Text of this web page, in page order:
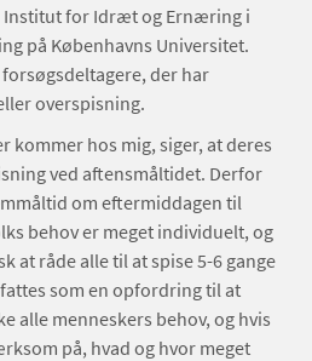
for Idræt og Ernæring i
på Københavns Universitet.
der har
overspisning.
kommer hos mig, siger, at deres
ved aftensmåltidet. Derfor
om eftermiddagen til
behov er meget individuelt, og
at råde alle til at spise 5-6 gange
som en opfordring til at
alle menneskers behov, og hvis
på, hvad og hvor meget